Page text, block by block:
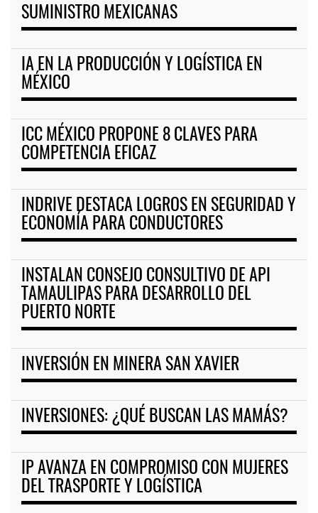
SUMINISTRO MEXICANAS
IA EN LA PRODUCCIÓN Y LOGÍSTICA EN
MÉXICO
ICC MÉXICO PROPONE 8 CLAVES PARA
COMPETENCIA EFICAZ
INDRIVE DESTACA LOGROS EN SEGURIDAD Y
ECONOMÍA PARA CONDUCTORES
INSTALAN CONSEJO CONSULTIVO DE API
TAMAULIPAS PARA DESARROLLO DEL
PUERTO NORTE
INVERSIÓN EN MINERA SAN XAVIER
INVERSIONES: ¿QUÉ BUSCAN LAS MAMÁS?
IP AVANZA EN COMPROMISO CON MUJERES
DEL TRASPORTE Y LOGÍSTICA